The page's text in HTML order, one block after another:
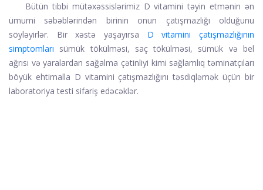
Bütün tibbi mütəxəssislərimiz D vitamini təyin etmənin ən
ümumi səbəblərindən birinin onun çatışmazlığı olduğunu
söyləyirlər. Bir xəstə yaşayırsa
D vitamini çatışmazlığının
simptomları sümük tökülməsi, saç tökülməsi, sümük və bel
ağrısı və yaralardan sağalma çətinliyi kimi sağlamlıq təminatçıları
böyük ehtimalla D vitamini çatışmazlığını təsdiqləmək üçün bir
laboratoriya testi sifariş edəcəklər.